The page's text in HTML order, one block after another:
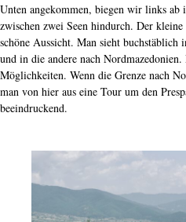
Unten angekommen, biegen wir links ab
zwischen zwei Seen hindurch. Der
schöne Aussicht. Man sieht
und in die andere nach
Möglichkeiten. Wenn die Grenze nach
man von hier aus eine Tour um den
beeindruckend.